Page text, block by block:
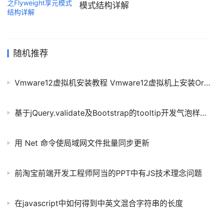
模式结构详解
随机推荐
Vmware12虚拟机安装教程 Vmware12虚拟机上安装Oracle
基于jQuery.validate及Bootstrap的tooltip开发气泡样式的表单校验组件思路详解
用 Net 命令使局域网文件批量同步更新
前淘宝前端开发工程师阿当的PPT中有JS技术理念问题
在javascript中如何得到中英文混合字符串的长度